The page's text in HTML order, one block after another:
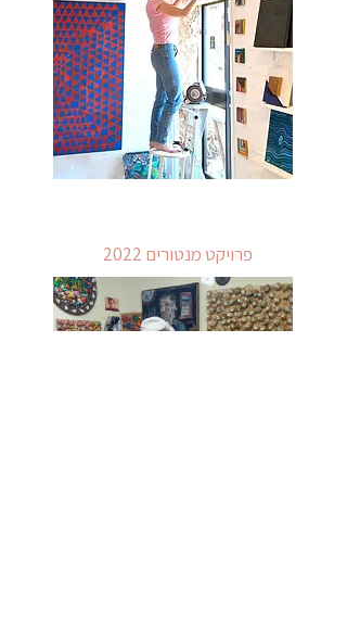
פרויקט מנטורים 2022